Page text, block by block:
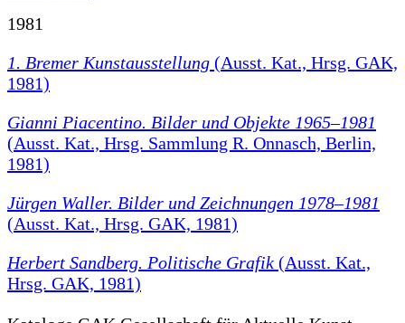
1981
1. Bremer Kunstausstellung (Ausst. Kat., Hrsg. GAK,
1981)
Gianni Piacentino. Bilder und Objekte 1965–1981
(Ausst. Kat., Hrsg. Sammlung R. Onnasch, Berlin,
1981)
Jürgen Waller. Bilder und Zeichnungen 1978–1981
(Ausst. Kat., Hrsg. GAK, 1981)
Herbert Sandberg. Politische Grafik (Ausst. Kat.,
Hrsg. GAK, 1981)